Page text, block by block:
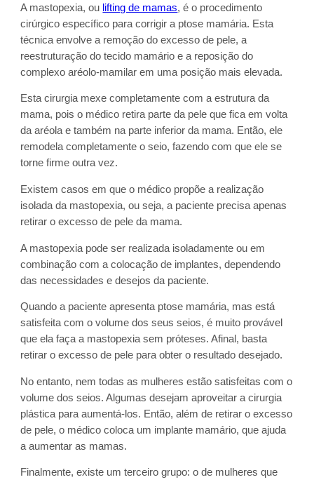
A mastopexia, ou lifting de mamas, é o procedimento
cirúrgico específico para corrigir a ptose mamária. Esta
técnica envolve a remoção do excesso de pele, a
reestruturação do tecido mamário e a reposição do
complexo aréolo-mamilar em uma posição mais elevada.
Esta cirurgia mexe completamente com a estrutura da
mama, pois o médico retira parte da pele que fica em volta
da aréola e também na parte inferior da mama. Então, ele
remodela completamente o seio, fazendo com que ele se
torne firme outra vez.
Existem casos em que o médico propõe a realização
isolada da mastopexia, ou seja, a paciente precisa apenas
retirar o excesso de pele da mama.
A mastopexia pode ser realizada isoladamente ou em
combinação com a colocação de implantes, dependendo
das necessidades e desejos da paciente.
Quando a paciente apresenta ptose mamária, mas está
satisfeita com o volume dos seus seios, é muito provável
que ela faça a mastopexia sem próteses. Afinal, basta
retirar o excesso de pele para obter o resultado desejado.
No entanto, nem todas as mulheres estão satisfeitas com o
volume dos seios. Algumas desejam aproveitar a cirurgia
plástica para aumentá-los. Então, além de retirar o excesso
de pele, o médico coloca um implante mamário, que ajuda
a aumentar as mamas.
Finalmente, existe um terceiro grupo: o de mulheres que